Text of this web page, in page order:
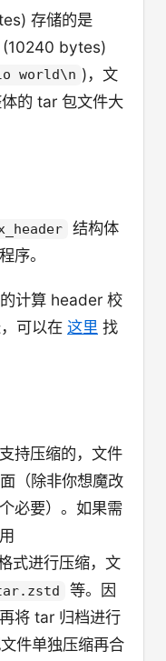
存储的是
(10240 bytes)
world\n )，文
体的 tar 包文件大
结构体
序。
计算 header 校
可以在 这里 找
持压缩的，文件
（除非你想魔改
必要）。如果需
式进行压缩，文
等。因
将 tar 归档进行
件单独压缩再合